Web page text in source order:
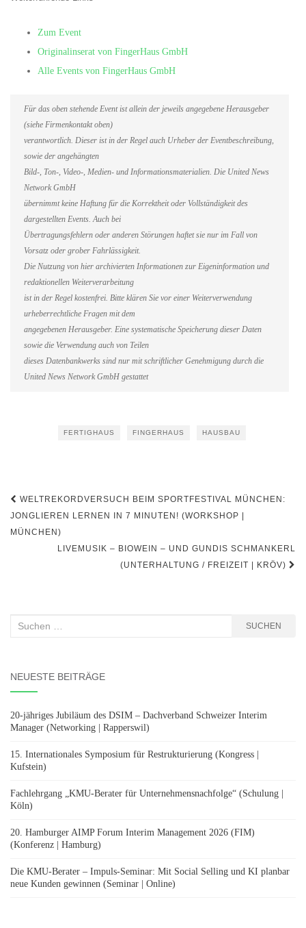
Zum Event
Originalinserat von FingerHaus GmbH
Alle Events von FingerHaus GmbH
Für das oben stehende Event ist allein der jeweils angegebene Herausgeber
(siehe Firmenkontakt oben)
verantwortlich. Dieser ist in der Regel auch Urheber der Eventbeschreibung,
sowie der angehängten
Bild-, Ton-, Video-, Medien- und Informationsmaterialien. Die United News
Network GmbH
übernimmt keine Haftung für die Korrektheit oder Vollständigkeit des
dargestellten Events. Auch bei
Übertragungsfehlern oder anderen Störungen haftet sie nur im Fall von
Vorsatz oder grober Fahrlässigkeit.
Die Nutzung von hier archivierten Informationen zur Eigeninformation und
redaktionellen Weiterverarbeitung
ist in der Regel kostenfrei. Bitte klären Sie vor einer Weiterverwendung
urheberrechtliche Fragen mit dem
angegebenen Herausgeber. Eine systematische Speicherung dieser Daten
sowie die Verwendung auch von Teilen
dieses Datenbankwerks sind nur mit schriftlicher Genehmigung durch die
United News Network GmbH gestattet
FERTIGHAUS FINGERHAUS HAUSBAU
Beitragsnavigation
WELTREKORDVERSUCH BEIM SPORTFESTIVAL MÜNCHEN:
JONGLIEREN LERNEN IN 7 MINUTEN! (WORKSHOP |
MÜNCHEN)
LIVEMUSIK – BIOWEIN – UND GUNDIS SCHMANKERL
(UNTERHALTUNG / FREIZEIT | KRÖV)
Suchen
SUCHEN
NEUESTE BEITRÄGE
20-jähriges Jubiläum des DSIM – Dachverband Schweizer Interim
Manager (Networking | Rapperswil)
15. Internationales Symposium für Restrukturierung (Kongress |
Kufstein)
Fachlehrgang „KMU-Berater für Unternehmensnachfolge“ (Schulung |
Köln)
20. Hamburger AIMP Forum Interim Management 2026 (FIM)
(Konferenz | Hamburg)
Die KMU-Berater – Impuls-Seminar: Mit Social Selling und KI planbar
neue Kunden gewinnen (Seminar | Online)